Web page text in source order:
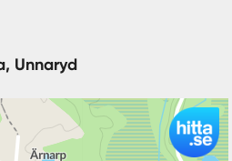
Unnaryd